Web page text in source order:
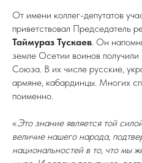
От имени коллег-депутатов
приветствовал Председатель
Таймураз Тускаев. Он
земле Осетии воинов
Союза. В их числе русские,
армяне, кабардинцы. Многих
поименно.
«Это знание является той
величие нашего народа,
национальностей в то, что мы